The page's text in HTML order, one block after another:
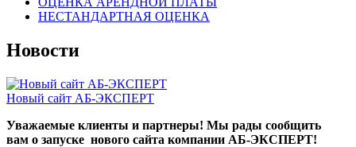
НЕСТАНДАРТНАЯ ОЦЕНКА
Новости
Новый сайт АБ-ЭКСПЕРТ
Уважаемые клиенты и партнеры! Мы рады сообщить
вам о запуске нового сайта компании АБ-ЭКСПЕРТ!